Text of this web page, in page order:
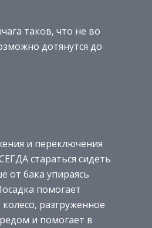
таков, что не во
дотянутся до
и переключения
стараться сидеть
от бака упираясь
помогает
колесо, разгруженное
и помогает в